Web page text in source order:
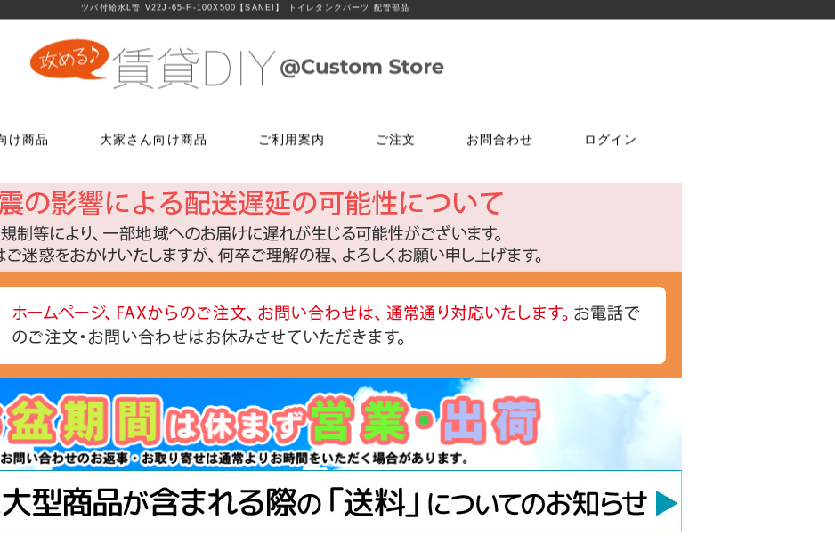
ツバ付給水L管 V22J-65-F-100X500【SANEI】 トイレタンクパーツ 配管部品
け商品
に使う
ト
ート
床に使う
貼ってはがせるクッションフロア
フローリング補修グッズ
貼って剥がせるカーペットシート
ジョイントロック
水回りに使う
FiberFix(ファイバーフックス)
木材・材料
塗装済み木材UROCO
工具・道具
ローラー・ハケ
マスカー
その他道具類
反射・蓄光・フェルトテープ
接着剤
ゴムロープ・ゴムバンド
ビス・サブパーツ
ソーホースブラケット
テーブル脚
石膏ボード用アンカー
棚柱
コンクリート等用アンカー
1×4、2×4の木材専用連結金具
かんたんあんしん珪藻土
大家さん向け商品
鍵・ドアノブ交換パーツ
玄関扉の錠・ドアノブ
浴室用ドアノブ
室内用ドアノブ
トイレ用ドアノブ
室内用鍵付きドアノブ
ウィルス・菌除去シート
床に使う
貼ってはがせるクッションフロア
フローリング補修グッズ
貼って剥がせるカーペットシート
ジョイントロック
水回りに使う
特選商品
アルコールチェッカー
特注アミド
ご利用案内 ご注文
注文
ター
：00
FAXでのご注文
06-7635-5174
FAX注文用紙はこちら
メールでのご注文はこちら
お問合わせ
ーム お電話でのご注文
06-6723-5060
カスタマーセンター
平日9：30～17：00
LINEでお問合せは
こちらから友達追加
ログイン